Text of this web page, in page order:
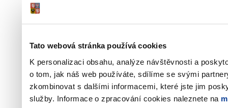
Tato webová stránka používá cookies
K personalizaci obsahu, analýze návštěvnosti a
o tom, jak náš web používáte, sdílíme se svými
zkombinovat s dalšími informacemi, které jste jim
služby. Informace o zpracování cookies naleznete na